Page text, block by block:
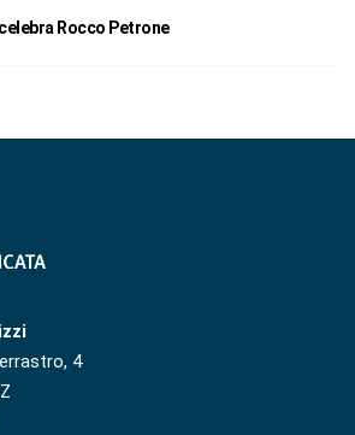
Rocco Petrone
4